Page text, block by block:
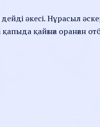
әкесі. Нұрасыл
қайғыға оранған